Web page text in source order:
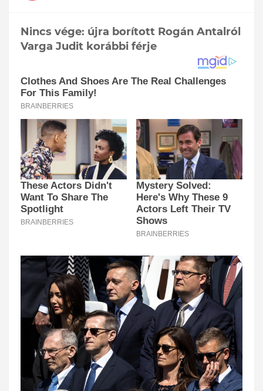
Nincs vége: újra borított Rogán Antalról
Varga Judit korábbi férje